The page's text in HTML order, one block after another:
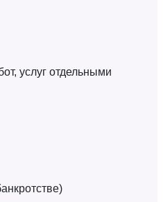
услуг отдельными